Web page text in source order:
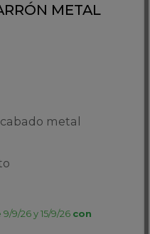
METAL
metal
9/26 y 15/9/26 con